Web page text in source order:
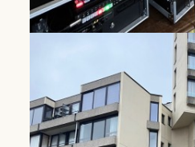
Huis van
Hier zoeken mensen naar
bezieling voor de